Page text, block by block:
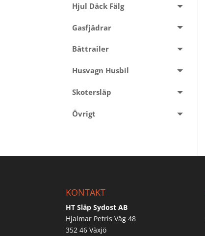
Hjul Däck Fälg
Gasfjädrar
Båttrailer
Husvagn Husbil
Skotersläp
Övrigt
KONTAKT
HT Släp Sydost AB
Hjalmar Petris Väg 48
352 46 Växjö